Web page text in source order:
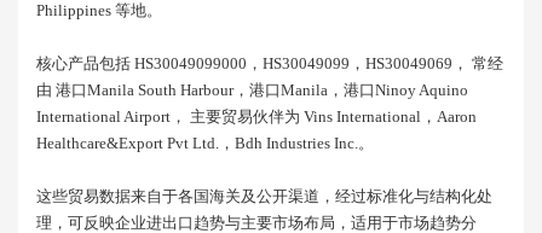
Philippines 等地。
核心产品包括 HS30049099000，HS30049099，HS30049069， 常经
由 港口manila South Harbour，港口manila，港口ninoy Aquino
International Airport， 主要贸易伙伴为 Vins International，aaron
Healthcare&export Pvt Ltd.，bdh Industries Inc.。
这些贸易数据来自于各国海关及公开渠道，经过标准化与结构化处
理，可反映企业进出口趋势与主要市场布局，适用于市场趋势分